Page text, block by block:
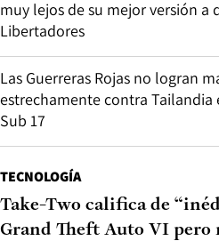
muy lejos de su mejor versión a
Libertadores
Las Guerreras Rojas no logran
estrechamente contra
Sub 17
TECNOLOGÍA
Take-Two califica de
Grand Theft Auto VI pero